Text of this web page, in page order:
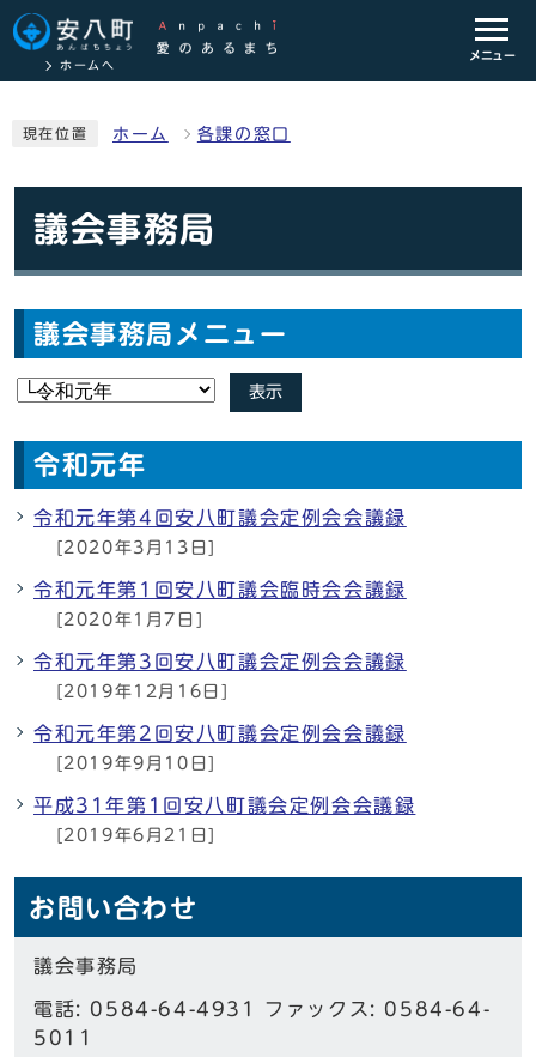
ホームへ
メニュー
現在位置 ホーム 各課の窓口
議会事務局
議会事務局メニュー
表示
令和元年
令和元年第4回安八町議会定例会会議録
[2020年3月13日]
令和元年第1回安八町議会臨時会会議録
[2020年1月7日]
令和元年第3回安八町議会定例会会議録
[2019年12月16日]
令和元年第2回安八町議会定例会会議録
[2019年9月10日]
平成31年第1回安八町議会定例会会議録
[2019年6月21日]
お問い合わせ
議会事務局
電話: 0584-64-4931 ファックス: 0584-64-
5011